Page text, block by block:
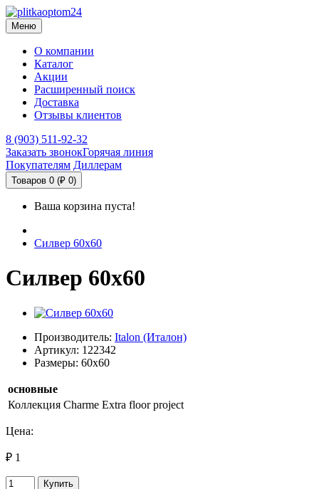
Меню
О компании
Каталог
Акции
Расширенный поиск
Доставка
Отзывы клиентов
8 (903) 511-92-32
Заказать звонокГорячая линия
Покупателям Диллерам
Товаров 0 (₽ 0)
Ваша корзина пуста!
Силвер 60х60
Силвер 60х60
Производитель: Italon (Италон)
Артикул: 122342
Размеры: 60x60
основные
Коллекция Charme Extra floor project
Цена:
₽ 1
Купить